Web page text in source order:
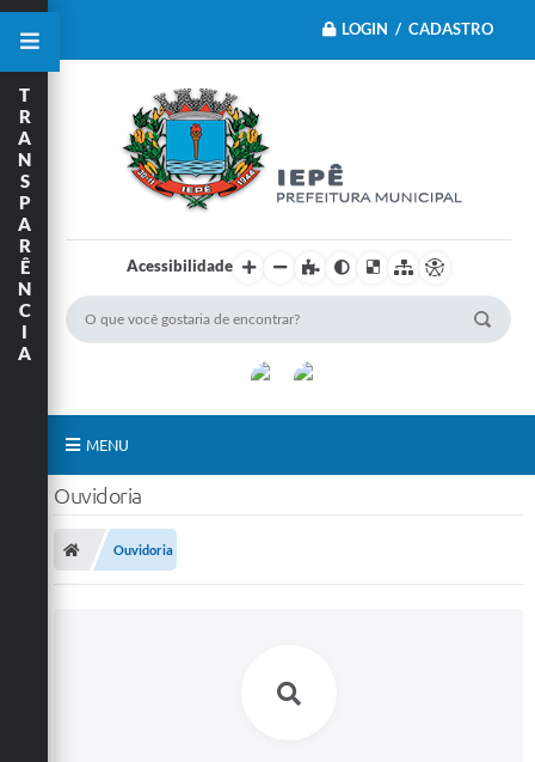
LOGIN / CADASTRO
Acessibilidade
MENU
Principal
Cidade
T
R
A
N
S
P
A
R
Ê
N
C
I
A
Ouvidoria
Ouvidoria